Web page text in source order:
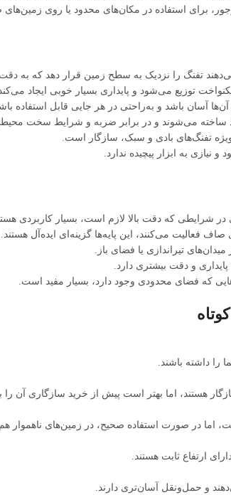
برای استفاده در مکان‌های محدود یا روی
می‌دهند تفنگ را نزدیک به سطح زمین قرار دهد که به
توزیع می‌شود و پایداری بسیار خوبی ایجاد
آسان باشد و به‌راحتی در هر جایی قابل استفاده
فولاد ساخته می‌شوند و در برابر ضربه و شرایط سخت
تفنگ‌های بادی و سبک، سازگار است.
به ابزار پیچیده ندارد.
در شرایطی که دقت بالا لازم است، بسیار کاربردی
فعالیت می‌کنند، این پایه‌ها گزینه‌ای ایده‌آل هستند.
تیراندازی یا فضای باز.
پایداری و دقت بیشتری دارد.
که فضای محدودی وجود دارد، بسیار مفید است.
را داشته باشند.
هستند، اما بهتر است پیش از خرید سازگاری آن
در صورت استفاده صحیح، در زمین‌های ناهموار
ارتفاع ثابت هستند.
و حمل‌ونقل آسان‌تری دارند.